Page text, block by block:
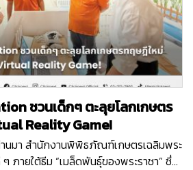
ชวนเด็กๆ ตะลุยโลกเกษตร
Reality Game!
นมา สำนักงานพิพิธภัณฑ์เกษตรเฉลิมพระ
ภายใต้ธีม “เมล็ดพันธุ์ของพระราชา” ซึ่ง